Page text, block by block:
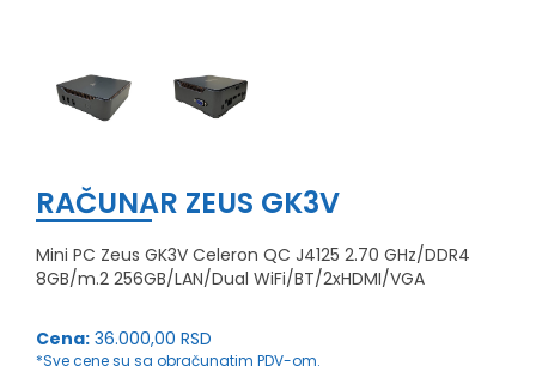
RAČUNAR ZEUS GK3V
Mini PC Zeus GK3V Celeron QC J4125 2.70 GHz/DDR4
8GB/m.2 256GB/LAN/Dual WiFi/BT/2xHDMI/VGA
Cena: 36.000,00 RSD
*Sve cene su sa obračunatim PDV-om.